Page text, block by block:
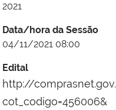
2021
Data/hora da Sessão
04/11/2021 08:00
Edital
http://
cot_codigo=456006&